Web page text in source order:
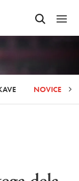
Odpri iskalnik
Odpri
NOVICE